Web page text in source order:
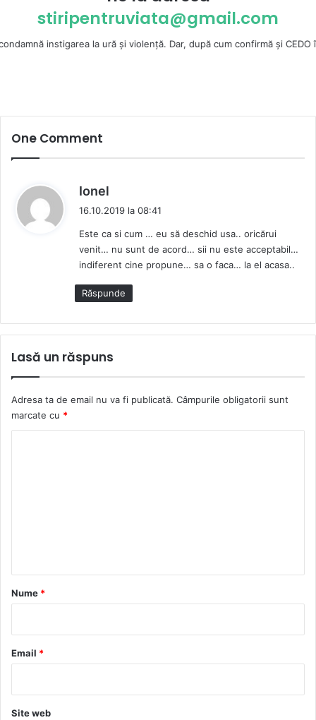
stiripentruviata@gmail.com
instigarea la ură şi violenţă. Dar, după cum confirmă şi CEDO în
One Comment
Ionel
n
e
:
16.10.2019 la 08:41
Este ca si cum … eu să deschid usa.. oricărui
venit… nu sunt de acord… sii nu este acceptabil…
indiferent cine propune… sa o faca… la el acasa..
Răspunde
Lasă un răspuns
Adresa ta de email nu va fi publicată. Câmpurile obligatorii sunt
marcate cu *
r
*
Nume *
Email *
Site web